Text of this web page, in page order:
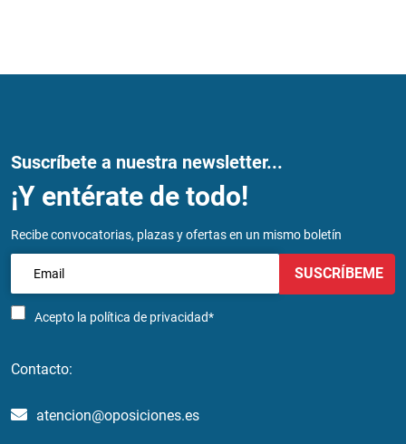
Suscríbete a nuestra newsletter...
¡Y entérate de todo!
Recibe convocatorias, plazas y ofertas en un mismo boletín
Acepto la política de privacidad*
SUSCRÍBEME
Contacto:
atencion@oposiciones.es